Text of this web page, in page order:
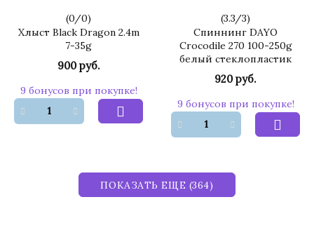
(0/0)
Хлыст Black Dragon 2.4m
7-35g
900 руб.
9 бонусов при покупке!
(3.3/3)
Спиннинг DAYO
Crocodile 270 100-250g
белый стеклопластик
920 руб.
9 бонусов при покупке!
ПОКАЗАТЬ ЕЩЕ (364)